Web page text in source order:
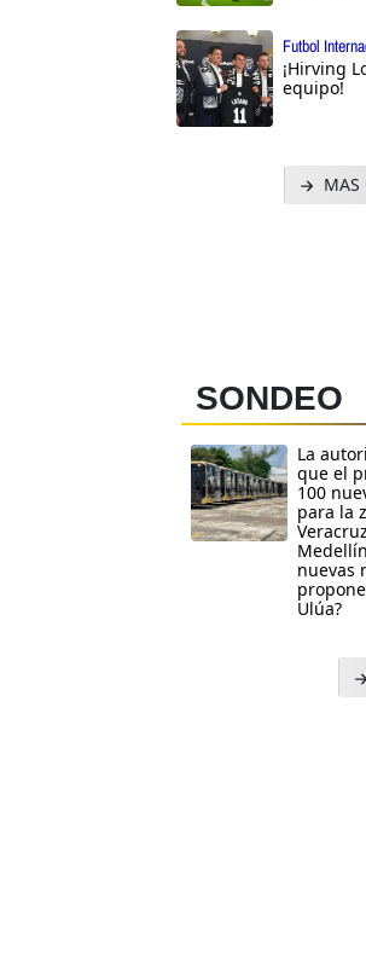
Futbol
¡Hirving
equipo!
MAS
SONDEO
La
que el
100
para la
nuevas
Ulúa?